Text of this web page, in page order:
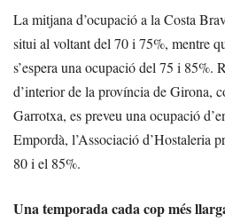
La mitjana d’ocupació a la Costa
situi al voltant del 70 i 75%, mentre
s’espera una ocupació del 75 i 85%.
d’interior de la província de Girona,
Garrotxa, es preveu una ocupació
Empordà, l’Associació d’Hostaleria
80 i el 85%.
Una temporada cada cop més